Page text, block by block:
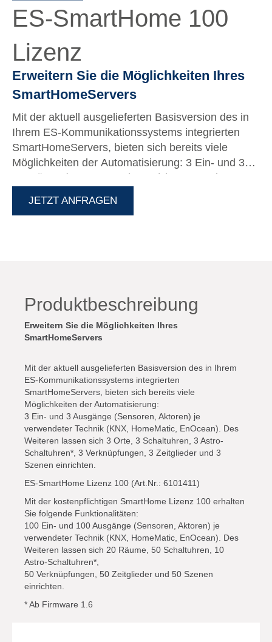
ES-SmartHome 100
Lizenz
Erweitern Sie die Möglichkeiten Ihres
SmartHomeServers
Mit der aktuell ausgelieferten Basisversion des in
Ihrem ES-Kommunikationssystems integrierten
SmartHomeServers, bieten sich bereits viele
Möglichkeiten der Automatisierung: 3 Ein- und 3
Ausgänge (Sensoren, Aktoren) je verwendeter
(Sensoren, Aktoren) je verwendeter Technik (KNX,
HomeMatic, EnOcean). Des Weiteren lassen sich
20 Räume, 50 Schaltuhren, 10 Astro-Schaltuhren*,
JETZT ANFRAGEN
Produktbeschreibung
Erweitern Sie die Möglichkeiten Ihres
SmartHomeServers
Mit der aktuell ausgelieferten Basisversion des in Ihrem
ES-Kommunikationssystems integrierten
SmartHomeServers, bieten sich bereits viele
Möglichkeiten der Automatisierung:
3 Ein- und 3 Ausgänge (Sensoren, Aktoren) je
verwendeter Technik (KNX, HomeMatic, EnOcean). Des
Weiteren lassen sich 3 Orte, 3 Schaltuhren, 3 Astro-
Schaltuhren*, 3 Verknüpfungen, 3 Zeitglieder und 3
Szenen einrichten.
ES-SmartHome Lizenz 100 (Art.Nr.: 6101411)
Mit der kostenpflichtigen SmartHome Lizenz 100 erhalten
Sie folgende Funktionalitäten:
100 Ein- und 100 Ausgänge (Sensoren, Aktoren) je
verwendeter Technik (KNX, HomeMatic, EnOcean). Des
Weiteren lassen sich 20 Räume, 50 Schaltuhren, 10
Astro-Schaltuhren*,
50 Verknüpfungen, 50 Zeitglieder und 50 Szenen
einrichten.
* Ab Firmware 1.6